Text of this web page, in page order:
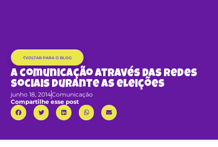
VOLTAR PARA O BLOG
A comunicação através das redes
sociais durante as eleições
junho 18, 2014Comunicação
Compartilhe esse post